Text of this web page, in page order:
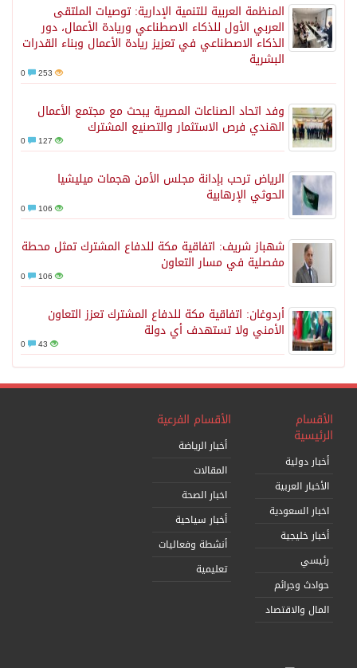
المنظمة العربية للتنمية الإدارية: توصيات الملتقى
العربي الأول للذكاء الاصطناعي وريادة الأعمال، دور
الذكاء الاصطناعي في تعزيز ريادة الأعمال وبناء القدرات
البشرية
253
وفد اتحاد الصناعات المصرية يبحث مع مجتمع الأعمال
الهندي فرص الاستثمار والتصنيع المشترك
127
الرياض ترحب بإدانة مجلس الأمن هجمات ميليشيا
الحوثي الإرهابية
106
شهباز شريف: اتفاقية مكة للدفاع المشترك تمثل محطة
مفصلية في مسار التعاون
106
أردوغان: اتفاقية مكة للدفاع المشترك تعزز التعاون
الأمني ولا تستهدف أي دولة
43
الأقسام
الرئيسية
أخبار دولية
الأخبار العربية
اخبار السعودية
أخبار خليجية
رئيسي
حوادث وجرائم
المال والاقتصاد
الأقسام الفرعية
أخبار الرياضة
المقالات
اخبار الصحة
أخبار سياحية
أنشطة وفعاليات
تعليمية